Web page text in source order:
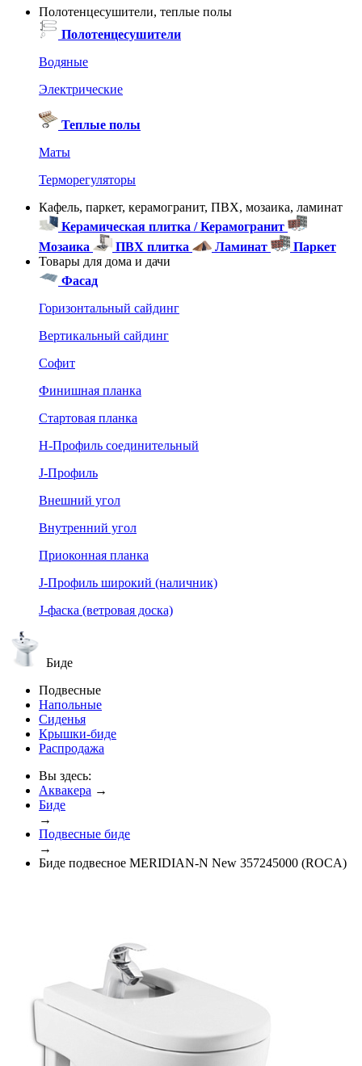
Полотенцесушители, теплые полы
Полотенцесушители
Водяные
Электрические
Теплые полы
Маты
Терморегуляторы
Кафель, паркет, керамогранит, ПВХ, мозаика, ламинат
Керамическая плитка / Керамогранит
Мозаика
ПВХ плитка Ламинат
Паркет
Товары для дома и дачи
Фасад
Горизонтальный сайдинг
Вертикальный сайдинг
Софит
Финишная планка
Стартовая планка
Н-Профиль соединительный
J-Профиль
Внешний угол
Внутренний угол
Приоконная планка
J-Профиль широкий (наличник)
J-фаска (ветровая доска)
Биде
Подвесные
Напольные
Сиденья
Крышки-биде
Распродажа
Вы здесь:
Аквакера →
Биде
→
Подвесные биде
→
Биде подвесное MERIDIAN-N New 357245000 (ROCA)